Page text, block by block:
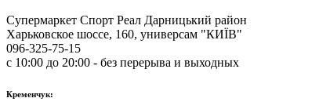
Супермаркет Спорт Реал Дарницький район
Харьковское шоссе, 160, универсам "КИЇВ"
096-325-75-15
с 10:00 до 20:00 - без перерыва и выходных
Кременчук: